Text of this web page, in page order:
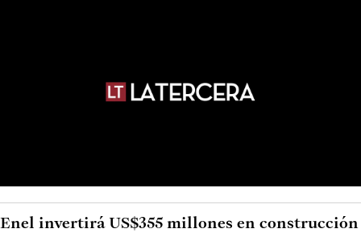
Enel invertirá US$355 millones en construcción